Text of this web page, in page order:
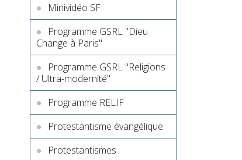
Minividéo SF
Programme GSRL "Dieu
Change à Paris"
Programme GSRL "Religions
/ Ultra-modernité"
Programme RELIF
Protestantisme évangélique
Protestantismes